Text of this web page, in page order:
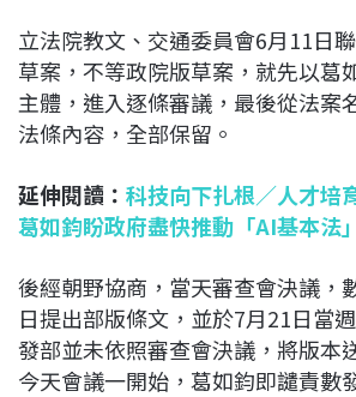
立法院教文、交通委員會6月11日
草案，不等政院版草案，就先以葛
主體，進入逐條審議，最後從法案
法條內容，全部保留。
延伸閱讀： 科技向下扎根／人才培
葛如鈞盼政府盡快推動「AI基本法」
後經朝野協商，當天審查會決議，
日提出部版條文，並於7月21日當
發部並未依照審查會決議，將版本
今天會議一開始，葛如鈞即譴責數